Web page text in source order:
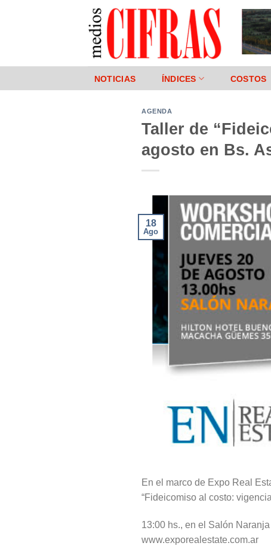
NOTICIAS ÍNDICES COSTOS
AGENDA
Taller de
agosto en Bs.
18
Ago
En el marco de Expo Real
“Fideicomiso al costo:
13:00 hs., en el Salón
www.exporealestate.com.ar